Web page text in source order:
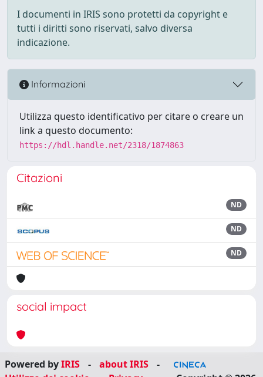
I documenti in IRIS sono protetti da copyright e
tutti i diritti sono riservati, salvo diversa
indicazione.
Informazioni
Utilizza questo identificativo per citare o creare un
link a questo documento:
https://hdl.handle.net/2318/1874863
Citazioni
ND
ND
ND
social impact
Powered byIRIS - about IRIS
-